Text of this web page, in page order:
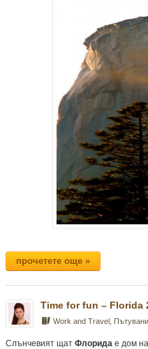
прочетете още »
Time for fun – Florida
Work and Travel
Слънчевият щат Флорида е дом